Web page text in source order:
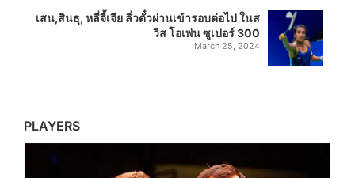
เสน,สินธุ, หลี่จี้เจีย ลิ่วตั๋วผ่านเข้ารอบต่อไป ในส
วิส โอเพ่น ซูเปอร์ 300
March 25, 2024
PLAYERS